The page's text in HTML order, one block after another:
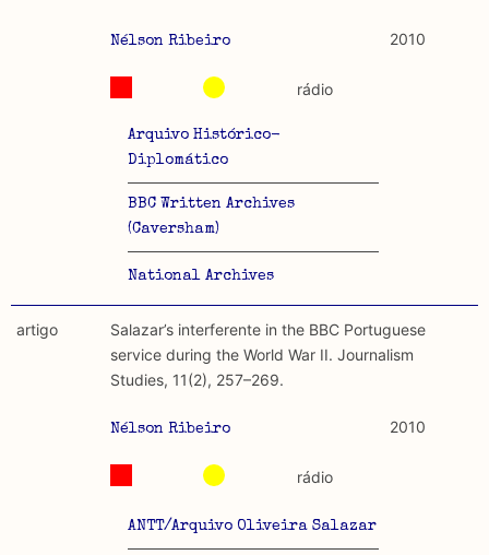
Nélson Ribeiro 2010
Arquivo Histórico-
Diplomático
BBC Written Archives
(Caversham)
National Archives
rádio
artigo
Salazar’s interferente in the BBC Portuguese
service during the World War II. Journalism
Studies, 11(2), 257–269.
Nélson Ribeiro 2010
ANTT/Arquivo Oliveira Salazar
rádio